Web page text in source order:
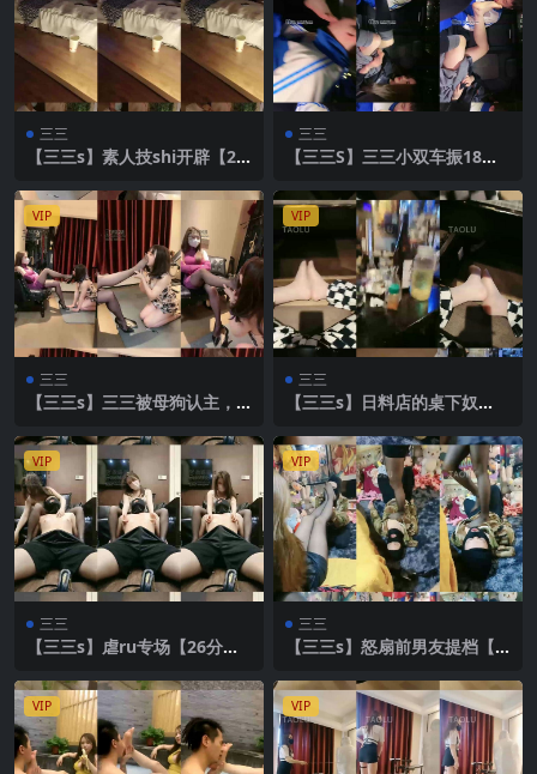
三三
【三三s】素人技shi开辟【23
三三
【三三S】三三小双车振18岁
VIP
三三
【三三s】三三被母狗认主，
VIP
三三
【三三s】日料店的桌下奴
VIP
三三
【三三s】虐ru专场【26分
VIP
三三
【三三s】怒扇前男友提档【3
VIP VIP